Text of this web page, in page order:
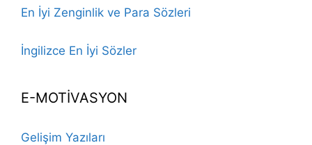
En İyi Zenginlik ve Para Sözleri
İngilizce En İyi Sözler
E-MOTİVASYON
Gelişim Yazıları